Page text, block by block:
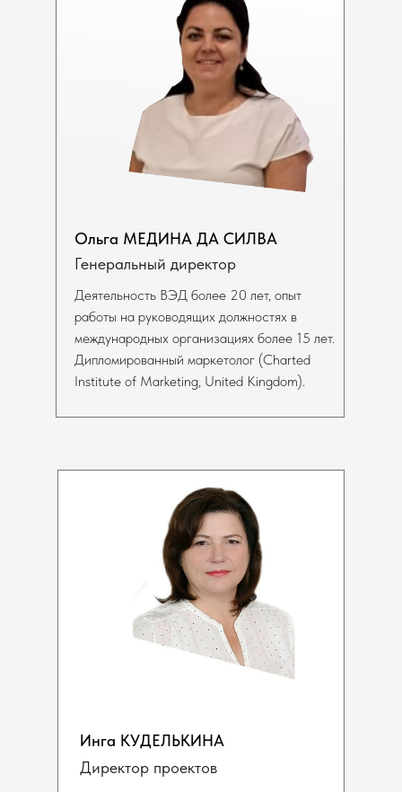
Ольга МЕДИНА ДА СИЛВА
Инга КУДЕЛЬКИНА
Генеральный директор
Директор проектов
Деятельность ВЭД более 20 лет, опыт
работы на руководящих должностях в
международных организациях более 15 лет.
Дипломированный маркетолог (Charted
Institute of Marketing, United Kingdom).